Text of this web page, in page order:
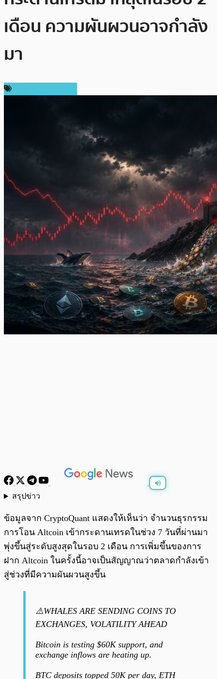
เดือน ความผันผวนอาจกำลัง
มา
สรุปข่าว
ข้อมูลจาก CryptoQuant แสดงให้เห็นว่า จำนวนธุรกรรม
การโอน Altcoin เข้ากระดานเทรดในช่วง 7 วันที่ผ่านมา
พุ่งขึ้นสู่ระดับสูงสุดในรอบ 2 เดือน การเพิ่มขึ้นของการ
ฝาก Altcoin ในครั้งนี้อาจเป็นสัญญาณว่าตลาดกำลังเข้า
สู่ช่วงที่มีความผันผวนสูงขึ้น
⚠️WHALES ARE SENDING COINS TO
EXCHANGES, VOLATILITY AHEAD
Bitcoin is testing $60K support, and
exchange inflows are heating up.
BTC deposits topped 50K per day, ETH